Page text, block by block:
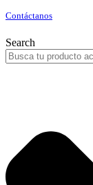
Contáctanos
Search